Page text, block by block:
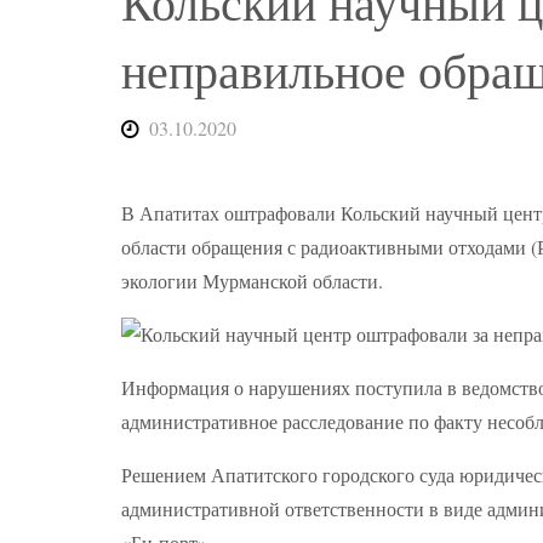
неправильное
03.10.2020
В Апатитах оштрафовали Кольский научный
области обращения с радиоактивными
экологии Мурманской области.
Информация о нарушениях поступила в
административное расследование по факту
Решением Апатитского городского суда
административной ответственности в виде